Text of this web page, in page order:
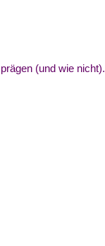
(und wie nicht).